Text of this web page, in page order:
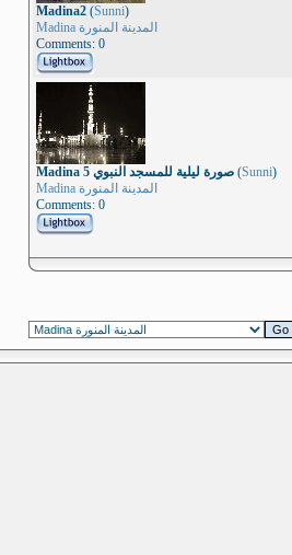
Madina2 (Sunni)
Madina المدينة المنورة
Comments: 0
Madina 5 صورة ليلية للمسجد النبوي (Sunni)
Madina المدينة المنورة
Comments: 0